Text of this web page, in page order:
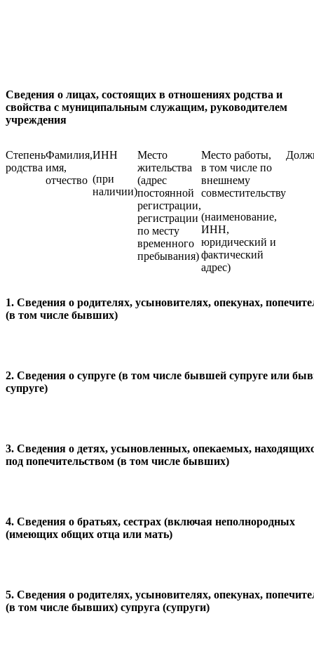
Сведения о лицах, состоящих в отношениях родства и
свойства с муниципальным служащим, руководителем
учреждения
Степень
родства
Фамилия,
имя,
отчество
ИНН
(при
наличии)
Место
жительства
(адрес
постоянной
регистрации,
регистрации
по месту
временного
пребывания)
Место работы,
в том числе по
внешнему
совместительству
(наименование,
ИНН,
юридический и
фактический
адрес)
1. Сведения о родителях, усыновителях, опекунах,
(в том числе бывших)
2. Сведения о супруге (в том числе бывшей супруге или
супруге)
3. Сведения о детях, усыновленных, опекаемых,
под попечительством (в том числе бывших)
4. Сведения о братьях, сестрах (включая неполнородных
(имеющих общих отца или мать)
5. Сведения о родителях, усыновителях, опекунах,
(в том числе бывших) супруга (супруги)